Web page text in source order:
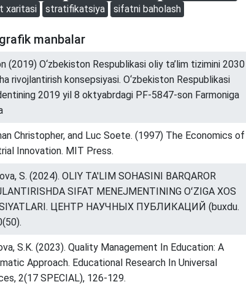
xaritasi
stratifikatsiya sifatni baholash
manbalar
(2019) O‘zbekiston Respublikasi oliy ta’lim tizimini 2030
rivojlantirish konsepsiyasi. O‘zbekiston Respublikasi
2019 yil 8 oktyabrdagi PF-5847-son Farmoniga
Christopher, and Luc Soete. (1997) The Economics of
Innovation. MIT Press.
S. (2024). OLIY TA'LIM SOHASINI BARQAROR
SIFAT MENEJMENTINING OʻZIGA XOS
ЦЕНТР НАУЧНЫХ ПУБЛИКАЦИЙ (buxdu.
S.K. (2023). Quality Management In Education: A
Approach. Educational Research In Universal
2(17 SPECIAL), 126-129.